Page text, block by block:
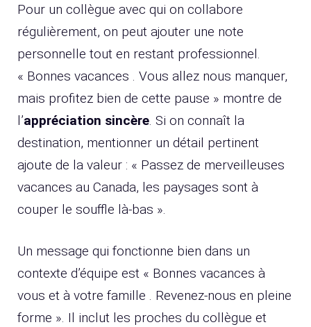
Pour un collègue avec qui on collabore
régulièrement, on peut ajouter une note
personnelle tout en restant professionnel.
« Bonnes vacances . Vous allez nous manquer,
mais profitez bien de cette pause » montre de
l’appréciation sincère. Si on connaît la
destination, mentionner un détail pertinent
ajoute de la valeur : « Passez de merveilleuses
vacances au Canada, les paysages sont à
couper le souffle là-bas ».
Un message qui fonctionne bien dans un
contexte d’équipe est « Bonnes vacances à
vous et à votre famille . Revenez-nous en pleine
forme ». Il inclut les proches du collègue et